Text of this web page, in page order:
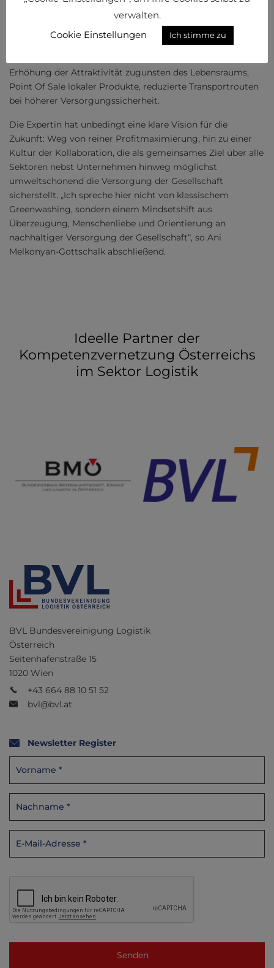
Ani Melkonyan-
Gottschalk
beispielsweise von Gebäuden
als Restaurant, Fitnessstudio
Erhöhung der Attraktivität zugunsten des Lebensraums,
Point Of Sale lokaler Produkte, reduzierte Transportrouten
bei höherer Versorgungssicherheit.
Die Expertin hat unbedingt eine klare Vision für die
Zukunft: Weg von reiner Profitmaximierung, hin zu einer
Kultur der Kollaboration, die als gemeinsames Ziel über alle
Sektoren nebst Unternehmen hinweg möglichst
umweltschonend die Versorgung der Gesellschaft
sicherstellt. „Ich spreche hier nicht von klassischem
Greenwashing, sondern einem Mindsetshift aus
Überzeugung, Menschenliebe und Orientierung an
nachhaltiger Versorgung der Gesellschaft“, so Ani
Melkonyan-Gottschalk abschließend.
Ideelle Partner der
Kompetenzvernetzung Österreichs
im Sektor Logistik
BVL Bundesvereinigung Logistik
Österreich
Seitenhafenstraße 15
1020 Wien
+43 664 88 10 51 52
bvl@bvl.at
Newsletter Register
verwalten.
Cookie Einstellungen
Ich stimme zu